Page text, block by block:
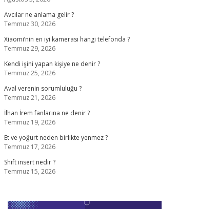
Avcılar ne anlama gelir ?
Temmuz 30, 2026
Xiaomi’nin en iyi kamerası hangi telefonda ?
Temmuz 29, 2026
Kendi işini yapan kişiye ne denir ?
Temmuz 25, 2026
Aval verenin sorumluluğu ?
Temmuz 21, 2026
İlhan İrem fanlarına ne denir ?
Temmuz 19, 2026
Et ve yoğurt neden birlikte yenmez ?
Temmuz 17, 2026
Shift insert nedir ?
Temmuz 15, 2026